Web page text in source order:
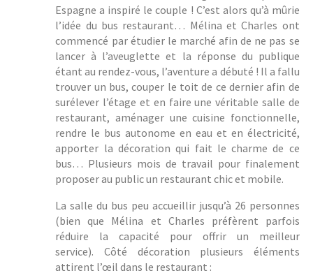
Espagne a inspiré le couple ! C’est alors qu’à mûrie
l’idée du bus restaurant… Mélina et Charles ont
commencé par étudier le marché afin de ne pas se
lancer à l’aveuglette et la réponse du publique
étant au rendez-vous, l’aventure a débuté ! Il a fallu
trouver un bus, couper le toit de ce dernier afin de
surélever l’étage et en faire une véritable salle de
restaurant, aménager une cuisine fonctionnelle,
rendre le bus autonome en eau et en électricité,
apporter la décoration qui fait le charme de ce
bus… Plusieurs mois de travail pour finalement
proposer au public un restaurant chic et mobile.
La salle du bus peu accueillir jusqu’à 26 personnes
(bien que Mélina et Charles préfèrent parfois
réduire la capacité pour offrir un meilleur
service). Côté décoration plusieurs éléments
attirent l’œil dans le restaurant :